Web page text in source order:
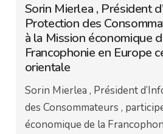
Sorin Mierlea , Président
Protection des
à la Mission économique
Francophonie en Europe
orientale
Sorin Mierlea , Président
des Consommateurs ,
économique de la